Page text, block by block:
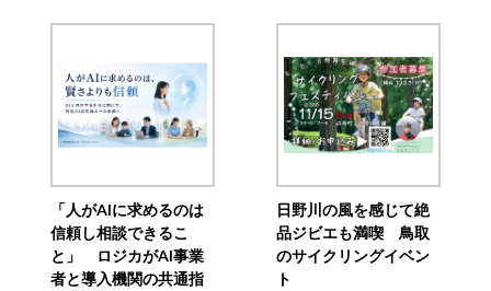
「人がAIに求めるのは
信頼し相談できるこ
と」 ロジカがAI事業
者と導入機関の共通指
日野川の風を感じて絶
品ジビエも満喫 鳥取
のサイクリングイベン
ト